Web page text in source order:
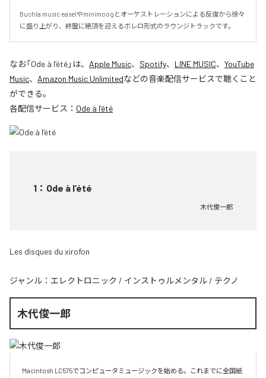
Buchla music easelやminimoogとオーケストレーションによる反復から徐々
に盛り上がり、終盤に絶頂を迎えるボレロ形式のラウンジトラックです。
なお「Ode à l’été」は、 Apple Music、 Spotify、 LINE MUSIC、 YouTube
Music、 Amazon Music Unlimitedなどの音楽配信サービスで聴くこと
ができる。
各配信サービス： Ode à l’été
1 ： Ode à l’été
木代俊一郎
Les disques du xirofon
ジャンル： エレクトロニック / インストゥルメンタル / テクノ
木代俊一郎
Macintosh LC575でコンピュータミュージックを始める。これまでに全国紙